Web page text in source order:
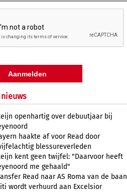
openhartig over debuutjaar bij
haakte af voor Read door
blessureverleden
kent geen twijfel: "Daarvoor heeft
me gehaald"
Read naar AS Roma van de baan
wordt verhuurd aan Excelsior